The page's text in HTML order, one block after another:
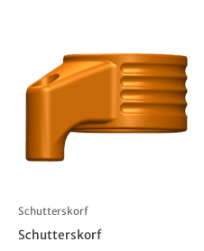
Schutterskorf
Schutterskorf